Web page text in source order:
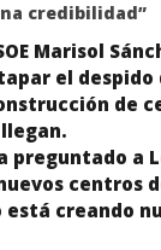
credibilidad”
Marisol
el
de
preguntado a
centros
está creando